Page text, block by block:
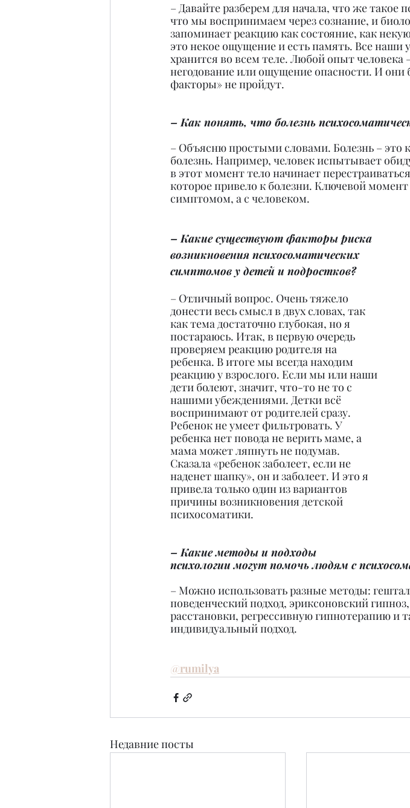
– Давайте разберем для начала, что же такое
что мы воспринимаем через сознание, и
запоминает реакцию как состояние, как
это некое ощущение и есть память. Все наши
хранится во всем теле. Любой опыт человека
негодование или ощущение опасности. И они
факторы» не пройдут.
– Как понять, что болезнь
– Объясню простыми словами. Болезнь – это
болезнь. Например, человек испытывает
в этот момент тело начинает
которое привело к болезни. Ключевой момент
симптомом, а с человеком.
– Какие существуют факторы риска
возникновения психосоматических
симптомов у детей и подростков?
– Отличный вопрос. Очень тяжело
донести весь смысл в двух словах, так
как тема достаточно глубокая, но я
постараюсь. Итак, в первую очередь
проверяем реакцию родителя на
ребенка. В итоге мы всегда находим
реакцию у взрослого. Если мы или наши
дети болеют, значит, что-то не то с
нашими убеждениями. Детки всё
воспринимают от родителей сразу.
Ребенок не умеет фильтровать. У
ребенка нет повода не верить маме, а
мама может ляпнуть не подумав.
Сказала «ребенок заболеет, если не
наденет шапку», он и заболеет. И это я
привела только один из вариантов
причины возникновения детской
психосоматики.
– Какие методы и подходы
психологии могут помочь людям с
– Можно использовать разные методы:
поведенческий подход, эриксоновский
расстановки, регрессивную гипнотерапию и
индивидуальный подход.
@rumilya
Недавние посты